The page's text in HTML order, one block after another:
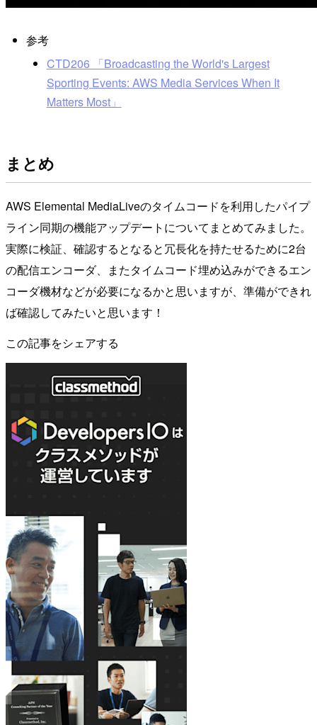
参考
CTD206 「Broadcasting the World's Largest
Sporting Events: AWS Media Services When It
Matters Most」
まとめ
AWS Elemental MediaLiveのタイムコードを利用したパイプ
ライン同期の機能アップデートについてまとめてみました。
実際に検証、確認するとなると冗長化を持たせるために2台
の配信エンコーダ、またタイムコード埋め込みができるエン
コーダ機材などが必要になるかと思いますが、準備ができれ
ば確認してみたいと思います！
この記事をシェアする